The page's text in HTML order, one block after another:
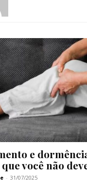
e
você não
- 31/07/2025